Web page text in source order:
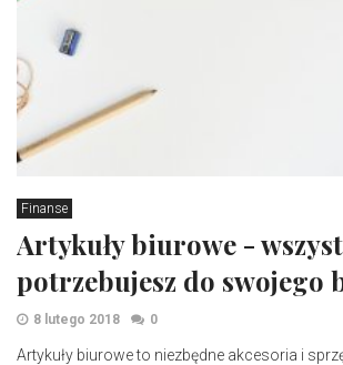
Finanse
Artykuły biurowe -
potrzebujesz do swojego
8 lutego 2018 0
Artykuły biurowe to niezbędne akcesoria i